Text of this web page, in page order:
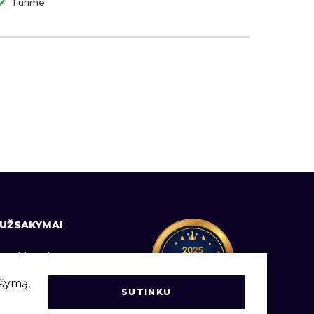
Turime
UŽSAKYMAI
pristatymas
vartotojams
Užsakymų vadovas
SUTINKU